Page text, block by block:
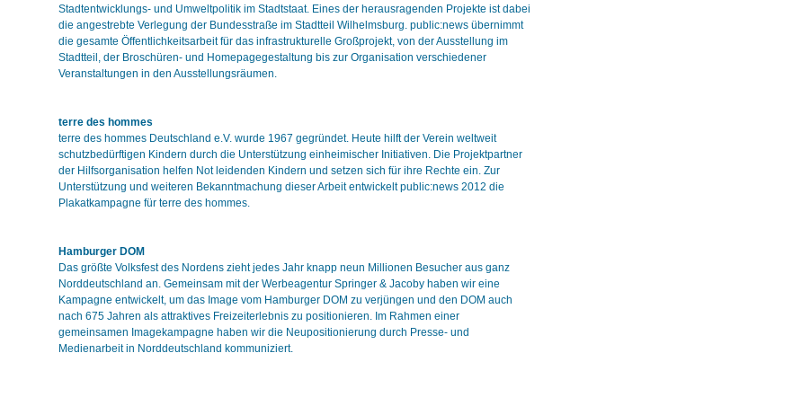
Stadtentwicklungs- und Umweltpolitik im Stadtstaat. Eines der herausragenden Projekte ist dabei
die angestrebte Verlegung der Bundesstraße im Stadtteil Wilhelmsburg. public:news übernimmt
die gesamte Öffentlichkeitsarbeit für das infrastrukturelle Großprojekt, von der Ausstellung im
Stadtteil, der Broschüren- und Homepagegestaltung bis zur Organisation verschiedener
Veranstaltungen in den Ausstellungsräumen.
terre des hommes
terre des hommes Deutschland e.V. wurde 1967 gegründet. Heute hilft der Verein weltweit
schutzbedürftigen Kindern durch die Unterstützung einheimischer Initiativen. Die Projektpartner
der Hilfsorganisation helfen Not leidenden Kindern und setzen sich für ihre Rechte ein. Zur
Unterstützung und weiteren Bekanntmachung dieser Arbeit entwickelt public:news 2012 die
Plakatkampagne für terre des hommes.
Hamburger DOM
Das größte Volksfest des Nordens zieht jedes Jahr knapp neun Millionen Besucher aus ganz
Norddeutschland an. Gemeinsam mit der Werbeagentur Springer & Jacoby haben wir eine
Kampagne entwickelt, um das Image vom Hamburger DOM zu verjüngen und den DOM auch
nach 675 Jahren als attraktives Freizeiterlebnis zu positionieren. Im Rahmen einer
gemeinsamen Imagekampagne haben wir die Neupositionierung durch Presse- und
Medienarbeit in Norddeutschland kommuniziert.